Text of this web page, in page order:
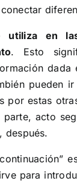
utiliza en
. Esto
dada
pueden ir
por estas
acto
después.
para